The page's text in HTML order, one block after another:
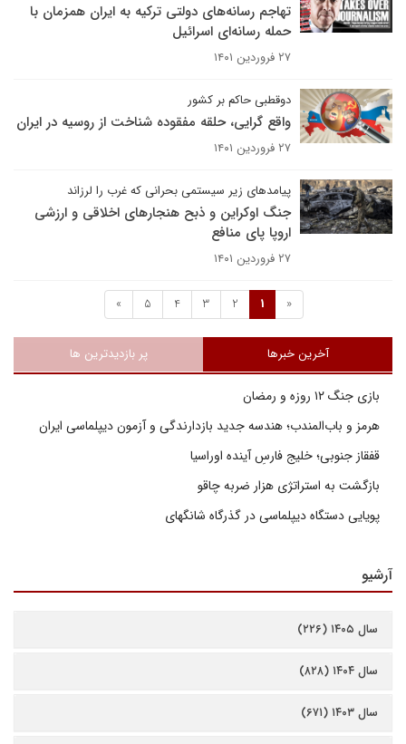
تهاجم رسانه‌های دولتی ترکیه به ایران همزمان با
حمله رسانه‌ای اسرائیل
۲۷ فروردین ۱۴۰۱
دوقطبی حاکم بر کشور
واقع گرایی، حلقه مفقوده شناخت از روسیه در ایران
۲۷ فروردین ۱۴۰۱
پیامدهای زیر سیستمی بحرانی که غرب را لرزاند
جنگ اوکراین و ذبح هنجارهای اخلاقی و ارزشی
اروپا پای منافع
۲۷ فروردین ۱۴۰۱
«
1
2
3
4
5
»
آخرین خبرها پر بازدیدترین ها
بازی جنگ ۱۲ روزه و رمضان
هرمز و باب‌المندب؛ هندسه جدید بازدارندگی و آزمون دیپلماسی ایران
قفقاز جنوبی؛ خلیج فارسِ آینده اوراسیا
بازگشت به استراتژی هزار ضربه چاقو
پویایی دستگاه دیپلماسی در گذرگاه شانگهای
آرشیو
سال ۱۴۰۵ (۲۲۶)
سال ۱۴۰۴ (۸۲۸)
سال ۱۴۰۳ (۶۷۱)